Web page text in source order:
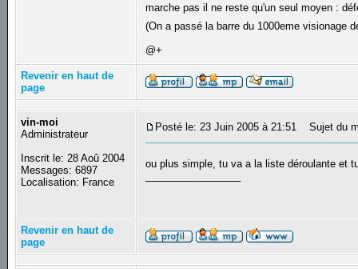
marche pas il ne reste qu'un seul moyen :
(On a passé la barre du 1000eme visionage
@+
Revenir en haut de
page
vin-moi
Administrateur
Inscrit le: 28 Aoû 2004
Messages: 6897
Localisation: France
Posté le: 23 Juin 2005 à 21:51 Sujet du
ou plus simple, tu va a la liste déroulante et
Revenir en haut de
page